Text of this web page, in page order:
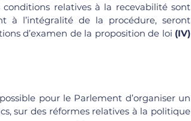
conditions relatives à la recevabilité sont
à l’intégralité de la procédure, seront
d’examen de la proposition de loi
pour le Parlement d’organiser un
sur des réformes relatives à la politique